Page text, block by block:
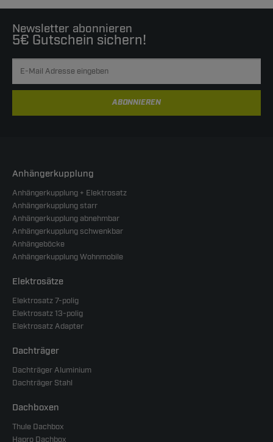
Newsletter abonnieren
5€ Gutschein sichern!
ABONNIEREN
Anhängerkupplung
Anhängerkupplung + Elektrosatz
Anhängerkupplung starr
Anhängerkupplung abnehmbar
Anhängerkupplung schwenkbar
Anhängeböcke
Anhängerkupplung Wohnmobile
Elektrosätze
Elektrosatz 7-polig
Elektrosatz 13-polig
Elektrosatz Adapter
Dachträger
Dachträger Aluminium
Dachträger Stahl
Dachboxen
Thule Dachbox
Hapro Dachbox